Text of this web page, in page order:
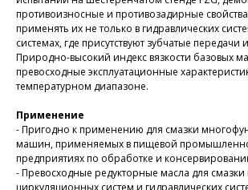
противоизносные и противозадирные
применять их не только в гидравлических
системах, где присутствуют зубчатые
Природно-высокий индекс вязкости базовых
превосходные эксплуатационные
температурном диапазоне.
Применение
- Пригодно к применению для смазки
машин, применяемых в пищевой
предприятиях по обработке и
- Превосходные редукторные масла для
циркуляционных систем и гидравлических